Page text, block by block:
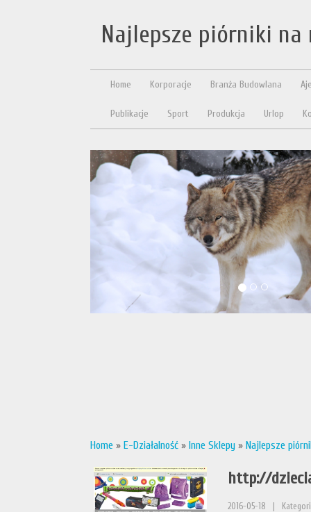
Najlepsze piórniki na
Home Korporacje Branża Budowlana
Publikacje Sport Produkcja Urlop
Home » E-Działalność » Inne Sklepy » Najlepsze
http://
2016-05-18